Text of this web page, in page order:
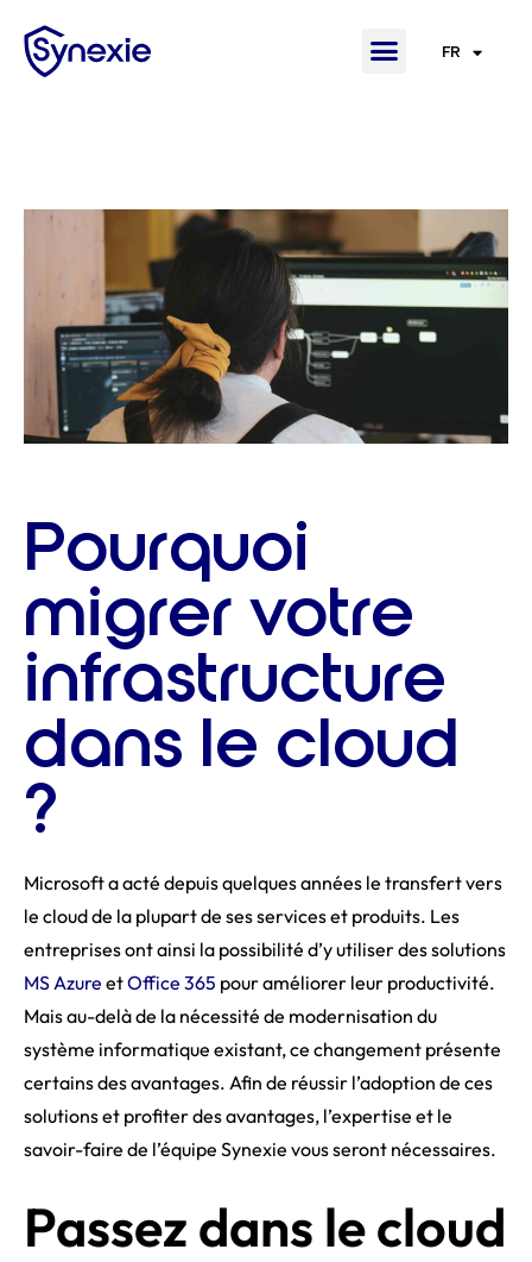
FR
EN
Pourquoi
migrer votre
infrastructure
dans le cloud
?
Microsoft a acté depuis quelques années le transfert vers
le cloud de la plupart de ses services et produits. Les
entreprises ont ainsi la possibilité d’y utiliser des solutions
MS Azure etOffice 365 pour améliorer leur productivité.
Mais au-delà de la nécessité de modernisation du
système informatique existant, ce changement présente
certains des avantages. Afin de réussir l’adoption de ces
solutions et profiter des avantages, l’expertise et le
savoir-faire de l’équipe Synexie vous seront nécessaires.
Passez dans le cloud